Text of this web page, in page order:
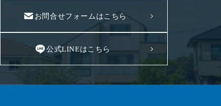
お問合せフォームはこちら
公式LINEはこちら